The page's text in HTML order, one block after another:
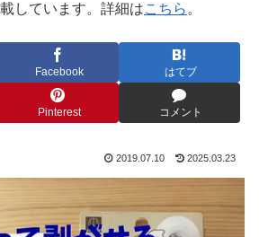
しています。詳細はこちら 。
Facebook はてブ
Pinterest コメント
2019.07.10 2025.03.23